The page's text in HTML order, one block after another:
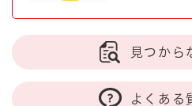
見つから
よくある